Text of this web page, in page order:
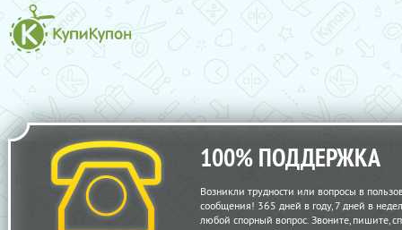
100% ПОДДЕРЖКА
Возникли трудности или вопросы в
сообщения! 365 дней в году, 7 дней в
любой спорный вопрос. Звоните, пишите,